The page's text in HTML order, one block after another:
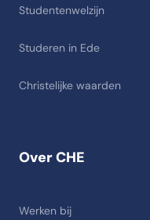
Over CHE
Werken bij
Studentenwelzijn
Studeren in Ede
Christelijke waarden